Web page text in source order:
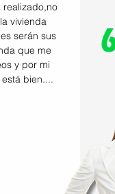
realizado,no
vivienda
serán sus
que me
y por mi
bien....